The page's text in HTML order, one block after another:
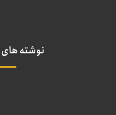
نوشته